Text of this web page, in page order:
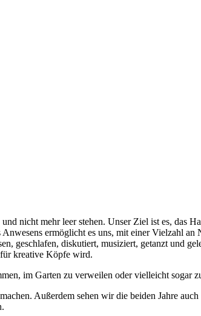
nicht mehr leer stehen. Unser Ziel ist es, das
ermöglicht es uns, mit einer Vielzahl
geschlafen, diskutiert, musiziert, getanzt und
kreative Köpfe wird.
im Garten zu verweilen oder vielleicht sogar
Außerdem sehen wir die beiden Jahre